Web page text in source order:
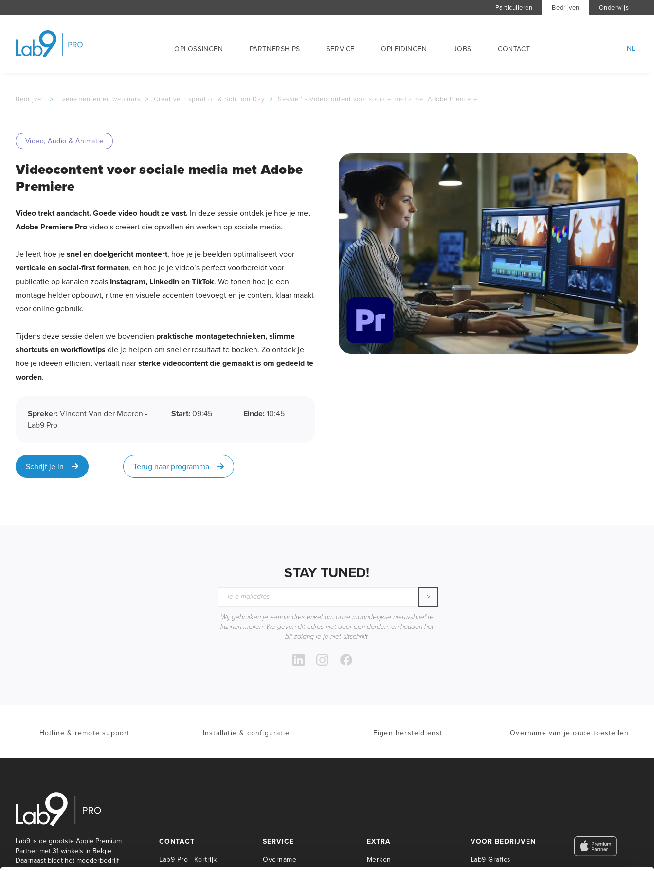
Particulieren Bedrijven Onderwijs
OPLOSSINGEN PARTNERSHIPS SERVICE OPLEIDINGEN JOBS CONTACT NL
Bedrijven > Evenementen en webinars > Creative Inspiration & Solution Day > Sessie 1 - Videocontent voor sociale media met Adobe Premiere
Video, Audio & Animatie
Videocontent voor sociale media met Adobe
Premiere
Video trekt aandacht. Goede video houdt ze vast. In deze sessie ontdek je hoe je met
Adobe Premiere Provideo’s creëert die opvallen én werken op sociale media.
Je leert hoe jesnel en doelgericht monteert, hoe je je beelden optimaliseert voor
verticale en social-first formaten, en hoe je je video’s perfect voorbereidt voor
publicatie op kanalen zoals Instagram, LinkedIn en TikTok. We tonen hoe je een
montage helder opbouwt, ritme en visuele accenten toevoegt en je content klaar maakt
voor online gebruik.
Tijdens deze sessie delen we bovendien praktische montagetechnieken, slimme
shortcuts en workflowtips die je helpen om sneller resultaat te boeken. Zo ontdek je
hoe je ideeën efficiënt vertaalt naarsterke videocontent die gemaakt is om gedeeld te
worden.
Spreker:Vincent Van der Meeren -
Lab9 Pro
Start:09:45 Einde:10:45
Schrijf je in Terug naar programma
STAY TUNED!
>
Wij gebruiken je e-mailadres enkel om onze maandelijkse nieuwsbrief te
kunnen mailen. We geven dit adres niet door aan derden, en houden het
bij zolang je je niet uitschrijft.
Hotline & remote support Installatie & configuratie Eigen hersteldienst Overname van je oude toestellen
Lab9 is de grootste Apple Premium
Partner met 31 winkels in België.
Daarnaast biedt het moederbedrijf
CONTACT
Lab9 Pro | Kortrijk
SERVICE
Overname
EXTRA
Merken
VOOR BEDRIJVEN
Lab9 Grafics